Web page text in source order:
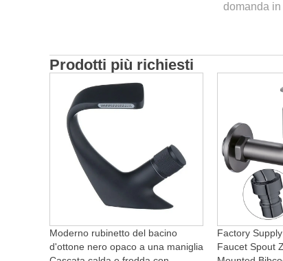
domanda
Prodotti più richiesti
Moderno rubinetto del bacino
d'ottone nero opaco a una maniglia
Factory
Faucet Spout